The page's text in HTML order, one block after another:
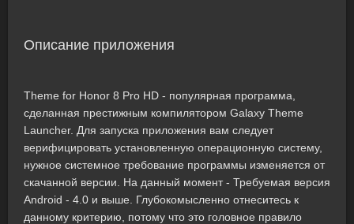
Описание приложения
Theme for Honor 8 Pro HD - популярная программа,
сделанная престижным компилятором Galaxy Theme
Launcher. Для запуска приложения вам следует
верифицировать установленную операционную систему,
нужное системное требование программы изменяется от
скачанной версии. На данный момент - Требуемая версия
Android - 4.0 и выше. Глубокомысленно отнеситесь к
данному критерию, потому что это головное правило